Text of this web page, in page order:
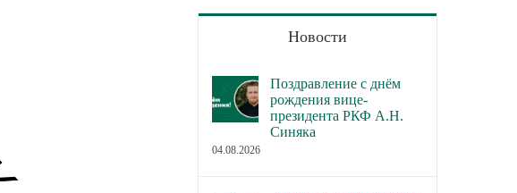
Новости
Поздравление с днём
рождения вице-
президента РКФ А.Н.
Синяка
04.08.2026